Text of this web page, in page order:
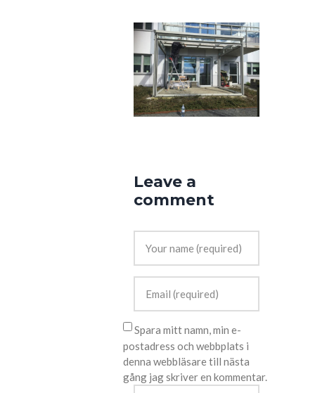
Leave a
comment
Spara mitt namn, min e-
postadress och webbplats i
denna webbläsare till nästa
gång jag skriver en kommentar.